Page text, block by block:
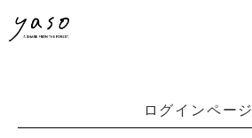
ログインページ